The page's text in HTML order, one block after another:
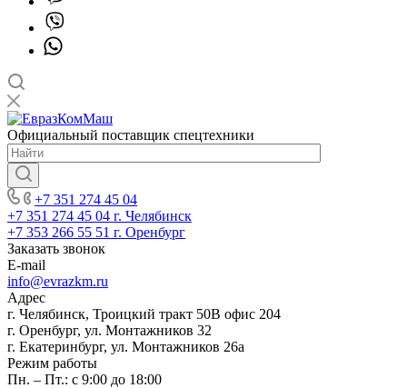
Официальный поставщик спецтехники
+7 351 274 45 04
+7 351 274 45 04 г. Челябинск
+7 353 266 55 51 г. Оренбург
Заказать звонок
E-mail
info@evrazkm.ru
Адрес
г. Челябинск, Троицкий тракт 50В офис 204
г. Оренбург, ул. Монтажников 32
г. Екатеринбург, ул. Монтажников 26а
Режим работы
Пн. – Пт.: с 9:00 до 18:00